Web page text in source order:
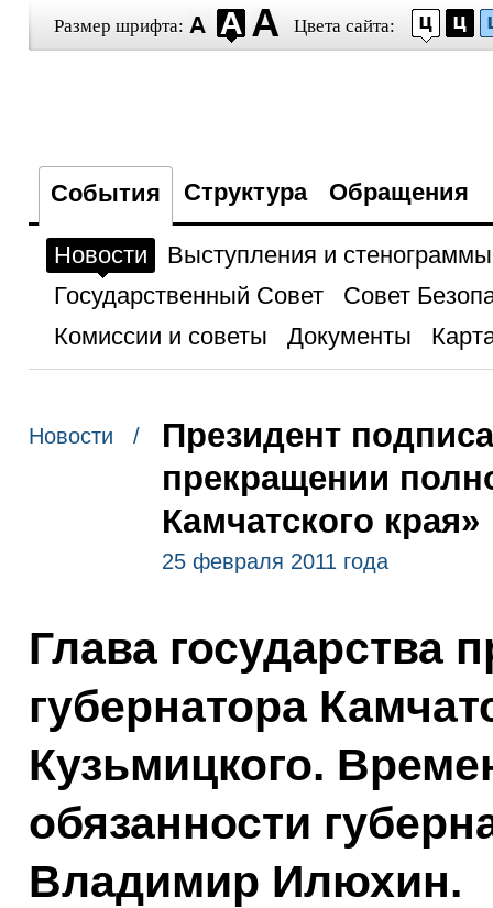
Размер шрифта: Цвета сайта:
События Структура Обращения
Новости
Выступления и стенограммы
Государственный Совет
Совет
Комиссии и советы
Документы
Новости /
Президент
прекращении
Камчатского края»
25 февраля 2011 года
Глава государства
губернатора
Кузьмицкого.
обязанности
Владимир Илюхин.